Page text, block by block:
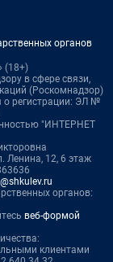
органов
(18+)
в сфере связи,
(Роскомнадзор)
о регистрации: ЭЛ №
"ИНТЕРНЕТ
Ленина, 12, 6 этаж
органов:
веб-формой
клиентами